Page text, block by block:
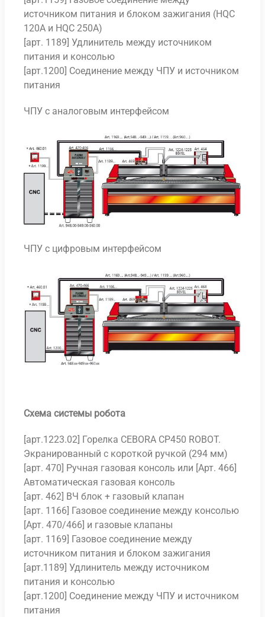
источником питания и блоком зажигания (HQC
120A и HQC 250A)
[арт. 1189] Удлинитель между источником
питания и консолью
[арт.1200] Соединение между ЧПУ и источником
питания
ЧПУ с аналоговым интерфейсом
ЧПУ с цифровым интерфейсом
Схема системы робота
[арт.1223.02] Горелка CEBORA CP450 ROBOT.
Экранированный с короткой ручкой (294 мм)
[арт. 470] Ручная газовая консоль или [Арт. 466]
Автоматическая газовая консоль
[арт. 462] ВЧ блок + газовый клапан
[арт. 1166] Газовое соединение между консолью
[Арт. 470/466] и газовые клапаны
[арт. 1169] Газовое соединение между
источником питания и блоком зажигания
[арт.1189] Удлинитель между источником
питания и консолью
[арт.1200] Соединение между ЧПУ и источником
питания